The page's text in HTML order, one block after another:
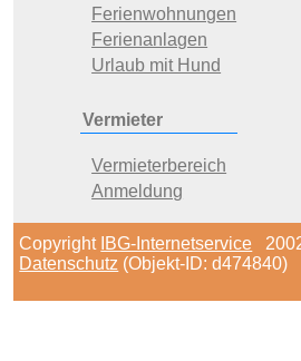
Ferienwohnungen
Ferienanlagen
Urlaub mit Hund
Vermieter
Vermieterbereich
Anmeldung
Copyright IBG-Internetservice
Datenschutz (Objekt-ID: d474840)